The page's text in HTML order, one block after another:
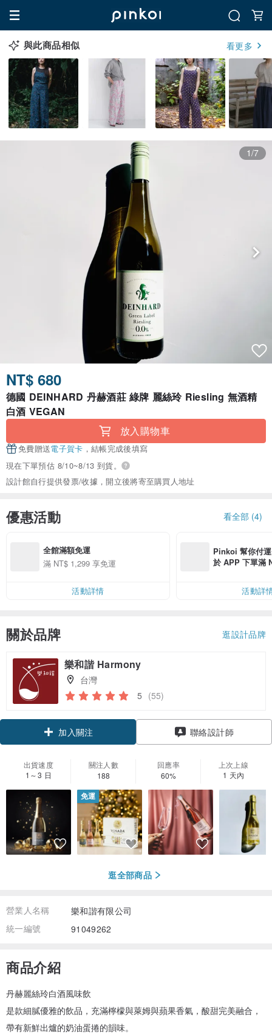
與此商品相似 看更多
1/7
NT$ 680
德國 DEINHARD 丹赫酒莊 綠牌 麗絲玲 Riesling 無酒精
白酒 VEGAN
放入購物車
免費贈送電子賀卡 ，結帳完成後填寫
現在下單預估 8/10~8/13 到貨。
設計館自行提供發票/收據，開立後將寄至購買人地址
優惠活動 看全部 (4)
全館滿額免運
滿 NT$ 1,299 享免運
活動詳情
Pinkoi 幫你付
於 APP 下單滿
活動詳
關於品牌 逛設計品牌
樂和諧 Harmony
台灣
5 (55)
加入關注 聯絡設計師
出貨速度
1～3 日
關注人數
188
回應率
60%
上次上線
1 天內
免運
逛全部商品
營業人名稱
樂和諧有限公司
統一編號
91049262
商品介紹
丹赫麗絲玲白酒風味飲
是款細膩優雅的飲品，充滿檸檬與萊姆與蘋果香氣，酸甜完美融合，
帶有新鮮出爐的奶油蛋捲的韻味。